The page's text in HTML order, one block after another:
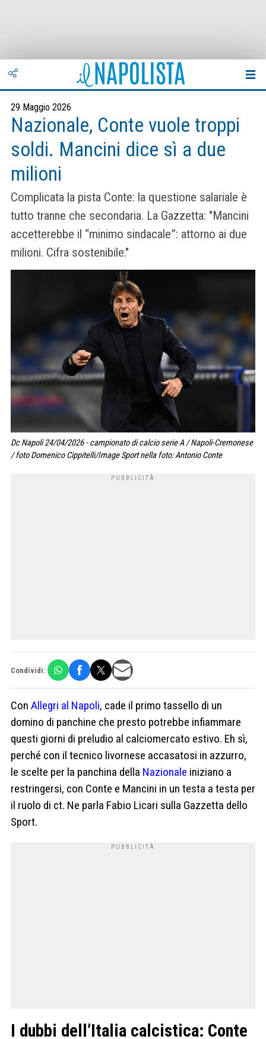
29 Maggio 2026
Nazionale, Conte vuole troppi
soldi. Mancini dice sì a due
milioni
Complicata la pista Conte: la que­stione sala­riale è
tutto tranne che secon­da­ria. La Gazzetta: "Man­cini
accet­te­rebbe il “minimo sin­da­cale”: attorno ai due
milioni. Cifra soste­ni­bile."
Dc Napoli 24/04/2026 - campionato di calcio serie A / Napoli-Cremonese
/ foto Domenico Cippitelli/Image Sport nella foto: Antonio Conte
Condividi:
Con Allegri al Napoli, cade il primo tassello di un
domino di panchine che presto potrebbe infiammare
questi giorni di preludio al calciomercato estivo. Eh sì,
perché con il tecnico livornese accasatosi in azzurro,
le scelte per la panchina della Nazionale iniziano a
restringersi, con Conte e Mancini in un testa a testa per
il ruolo di ct. Ne parla Fabio Licari sulla Gazzetta dello
Sport.
I dubbi dell’Italia calcistica: Conte